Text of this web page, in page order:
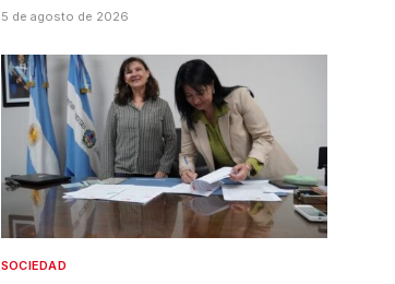
5 de agosto de 2026
SOCIEDAD